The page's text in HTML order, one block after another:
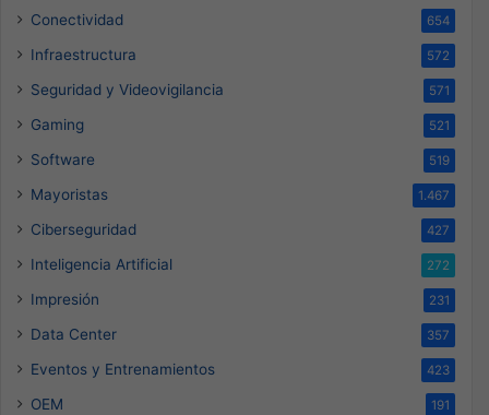
Conectividad 654
Infraestructura 572
Seguridad y Videovigilancia 571
Gaming 521
Software 519
Mayoristas 1.467
Ciberseguridad 427
Inteligencia Artificial 272
Impresión 231
Data Center 357
Eventos y Entrenamientos 423
OEM 191